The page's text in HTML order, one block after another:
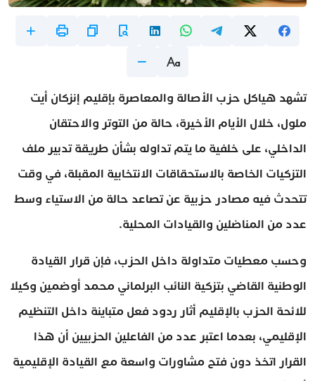
تشهد هياكل حزب الأصالة والمعاصرة بإقليم إنزكان أيت
ملول، خلال الأيام الأخيرة، حالة من التوتر والاحتقان
الداخلي، على خلفية ما يتم تداوله بشأن طريقة تدبير ملف
التزكيات الخاصة بالاستحقاقات الانتخابية المقبلة، في وقت
تتحدث فيه مصادر حزبية عن تصاعد حالة من الاستياء وسط
عدد من المناضلين والقيادات المحلية.
وحسب معطيات متداولة داخل الحزب، فإن قرار القيادة
الوطنية القاضي بتزكية النائب البرلماني محمد أوضمين وكيلا
للائحة الحزب بالإقليم أثار ردود فعل متباينة داخل التنظيم
الإقليمي، بعدما اعتبر عدد من الفاعلين الحزبيين أن هذا
القرار اتخذ دون فتح مشاورات واسعة مع القيادة الإقليمية